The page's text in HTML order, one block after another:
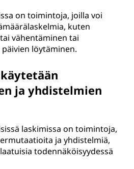
on toimintoja, joilla voi
kuten
vähentäminen tai
löytäminen.
ja yhdistelmien
laskimissa on toimintoja,
ja yhdistelmiä,
todennäköisyydessä